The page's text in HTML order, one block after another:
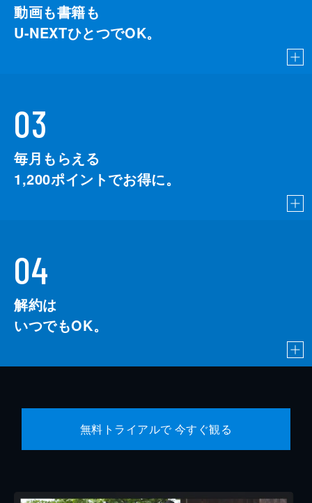
動画も書籍も
U-NEXTひとつでOK。
03
毎月もらえる
1,200ポイントでお得に。
04
解約は
いつでもOK。
無料トライアルで 今すぐ観る